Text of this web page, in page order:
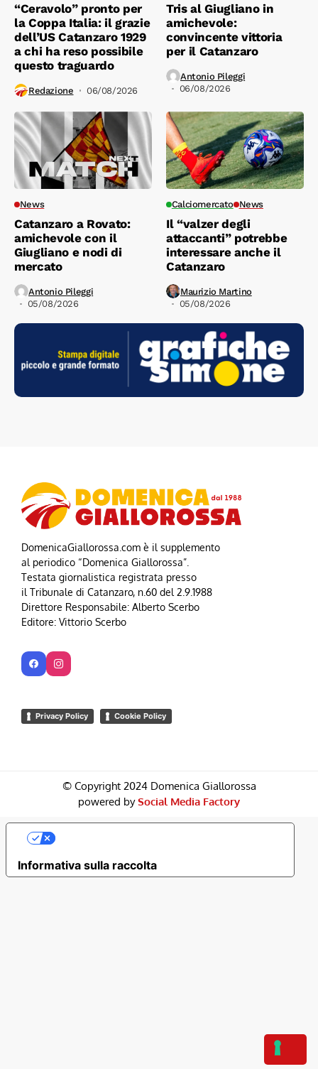
“Ceravolo” pronto per
la Coppa Italia: il grazie
dell’US Catanzaro 1929
a chi ha reso possibile
questo traguardo
Redazione 06/08/2026
Tris al Giugliano in
amichevole:
convincente vittoria
per il Catanzaro
Antonio Pileggi
06/08/2026
News
Catanzaro a Rovato:
amichevole con il
Giugliano e nodi di
mercato
Antonio Pileggi
05/08/2026
Calciomercato News
Il “valzer degli
attaccanti” potrebbe
interessare anche il
Catanzaro
Maurizio Martino
05/08/2026
DomenicaGiallorossa.com è il supplemento
al periodico “Domenica Giallorossa”.
Testata giornalistica registrata presso
il Tribunale di Catanzaro, n.60 del 2.9.1988
Direttore Responsabile: Alberto Scerbo
Editore: Vittorio Scerbo
Privacy Policy Cookie Policy
© Copyright 2024 Domenica Giallorossa
powered bySocial Media Factory
Informativa sulla raccolta
Le Tue Preferenze Relative Alla Privacy